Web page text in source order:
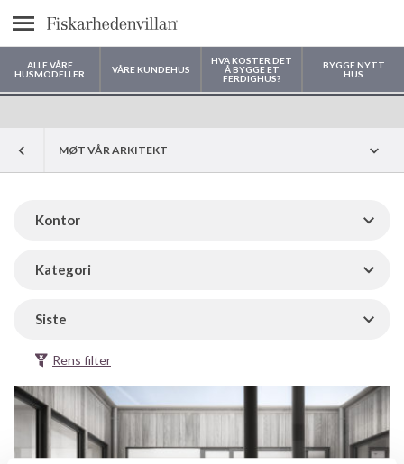
text.menu
ALLE VÅRE
HUSMODELLER
VÅRE KUNDEHUS
HVA KOSTER DET
Å BYGGE ET
FERDIGHUS?
BYGGE NYTT
HUS
Hvor vil du bygge huset ditt?
MØT VÅR ARKITEKT
Kontor
Kategori
Siste
Rens filter